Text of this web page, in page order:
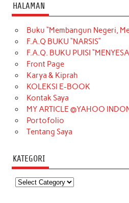
HALAMAN
Buku “Membangun Negeri,
F.A.Q BUKU “NARSIS”
F.A.Q. BUKU PUISI
Front Page
Karya & Kiprah
KOLEKSI E-BOOK
Kontak Saya
MY ARTICLE @YAHOO
Portofolio
Tentang Saya
KATEGORI
Kategori